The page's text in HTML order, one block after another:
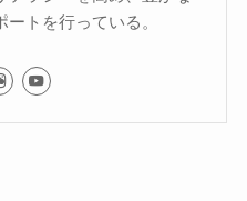
トを行っている。